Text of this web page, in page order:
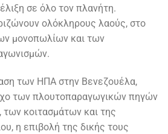
σε όλο τον πλανήτη.
ολόκληρους λαούς, στο
μονοπωλίων και των
των ΗΠΑ στην Βενεζουέλα,
των πλουτοπαραγωγικών πηγών
των κοιτασμάτων και της
η επιβολή της δικής τους